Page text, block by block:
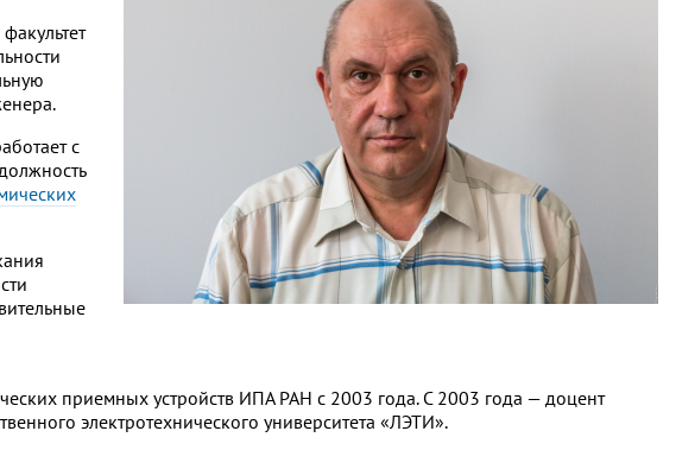
с
приемных устройств ИПА РАН с 2003 года. С 2003 года — доцент
электротехнического университета «ЛЭТИ».